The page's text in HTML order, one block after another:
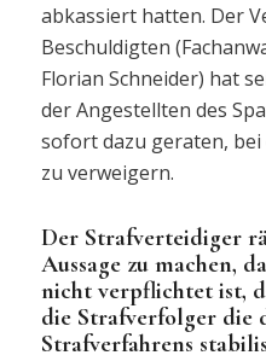
abkassiert hatten. Der
Beschuldigten
Florian Schneider) hat
der Angestellten des
sofort dazu geraten, bei
zu verweigern.
Der Strafverteidiger
Aussage zu machen,
nicht verpflichtet ist,
die Strafverfolger die
Strafverfahrens